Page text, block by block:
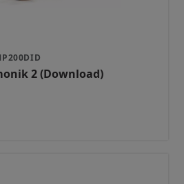
2 (Download)